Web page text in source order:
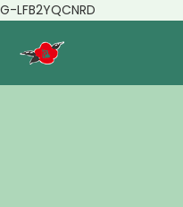
G-LFB2YQCNRD